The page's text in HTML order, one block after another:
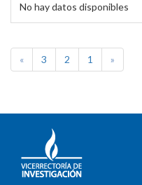
No hay datos disponibles
« 3 2 1 »